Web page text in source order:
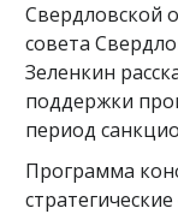
Свердловской
совета
Зеленкин
поддержки
период
Программа